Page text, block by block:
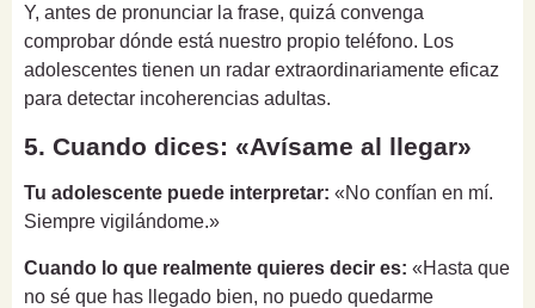
Y, antes de pronunciar la frase, quizá convenga
comprobar dónde está nuestro propio teléfono. Los
adolescentes tienen un radar extraordinariamente eficaz
para detectar incoherencias adultas.
5. Cuando dices: «Avísame al llegar»
Tu adolescente puede interpretar: «No confían en mí.
Siempre vigilándome.»
Cuando lo que realmente quieres decir es: «Hasta que
no sé que has llegado bien, no puedo quedarme